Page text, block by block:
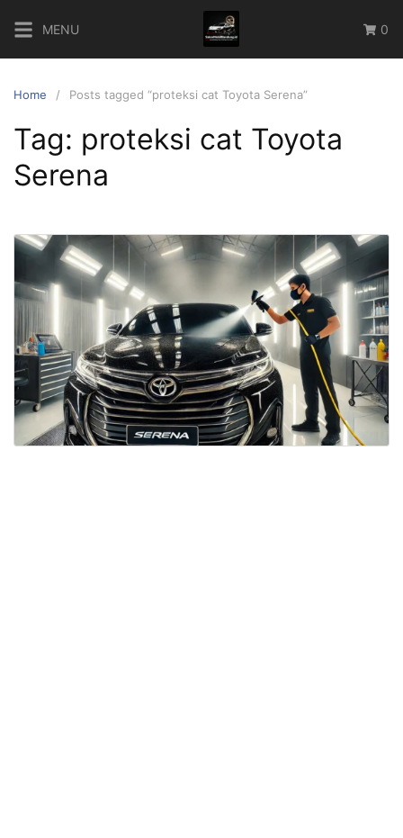
content
MENU 0
Home Posts tagged “proteksi cat Toyota Serena”
Tag: proteksi cat Toyota
Serena